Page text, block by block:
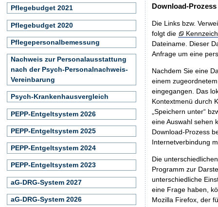
Download-Prozess
Die Links bzw.
folgt die
Dateiname. Dieser
Anfrage um eine
Nachdem Sie eine
einem
eingegangen. Das
Kontextmenü durch
„Speichern unter“
eine Auswahl sehen
Download-Prozess
Internetverbindung
Die
Programm zur
unterschiedliche
eine Frage haben,
Mozilla Firefox, der
Pflegebudget 2021
Pflegebudget 2020
Pflegepersonalbemessung
Nachweis zur Personalausstattung
nach der Psych-Personalnachweis-
Vereinbarung
Psych-Krankenhausvergleich
PEPP-Entgeltsystem 2026
PEPP-Entgeltsystem 2025
PEPP-Entgeltsystem 2024
PEPP-Entgeltsystem 2023
aG-DRG-System 2027
aG-DRG-System 2026